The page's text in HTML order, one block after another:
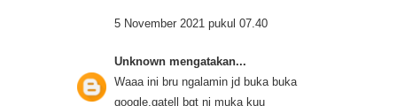
5 November 2021 pukul 07.40
Unknown mengatakan...
Waaa ini bru ngalamin jd buka buka
google,gatell bgt ni muka kuu